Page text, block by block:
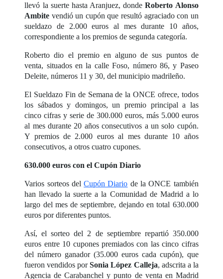
llevó la suerte hasta Aranjuez, dondeRoberto Alonso
Ambite vendió un cupón que resultó agraciado con un
sueldazo de 2.000 euros al mes durante 10 años,
correspondiente a los premios de segunda categoría.
Roberto dio el premio en alguno de sus puntos de
venta, situados en la calle Foso, número 86, y Paseo
Deleite, números 11 y 30, del municipio madrileño.
El Sueldazo Fin de Semana de la ONCE ofrece, todos
los sábados y domingos, un premio principal a las
cinco cifras y serie de 300.000 euros, más 5.000 euros
al mes durante 20 años consecutivos a un solo cupón.
Y premios de 2.000 euros al mes durante 10 años
consecutivos, a otros cuatro cupones.
630.000 euros con el Cupón Diario
Varios sorteos delCupón Diario de la ONCE también
han llevado la suerte a la Comunidad de Madrid a lo
largo del mes de septiembre, dejando en total 630.000
euros por diferentes puntos.
Así, el sorteo del 2 de septiembre repartió 350.000
euros entre 10 cupones premiados con las cinco cifras
del número ganador (35.000 euros cada cupón), que
fueron vendidos porSonia López Calleja, adscrita a la
Agencia de Carabanchel y punto de venta en Madrid